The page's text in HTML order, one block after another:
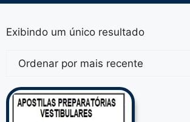
Exibindo um único resultado